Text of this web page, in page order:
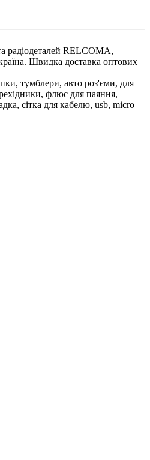
радіодеталей RELCOMA,
Швидка доставка оптових
тумблери, авто роз'єми, для
флюс для паяння,
сітка для кабелю, usb, micro